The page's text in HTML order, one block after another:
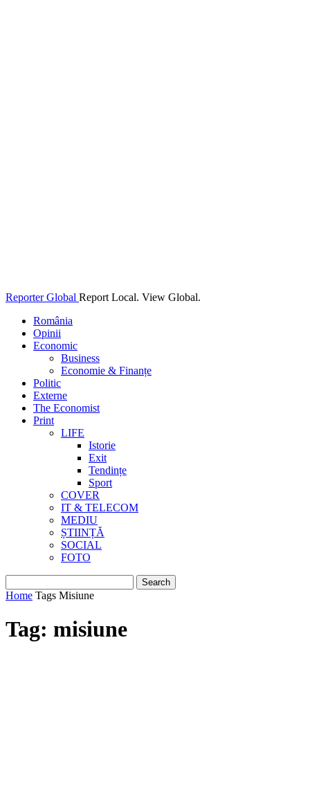
Reporter Global Report Local. View Global.
România
Opinii
Economic
Business
Economie & Finanțe
Politic
Externe
The Economist
Print
LIFE
Istorie
Exit
Tendințe
Sport
COVER
IT & TELECOM
MEDIU
ȘTIINȚĂ
SOCIAL
FOTO
Home Tags Misiune
Tag: misiune